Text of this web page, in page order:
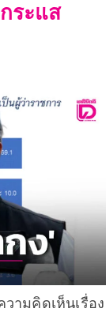
ระแส
ามคิดเห็นเรื่อง